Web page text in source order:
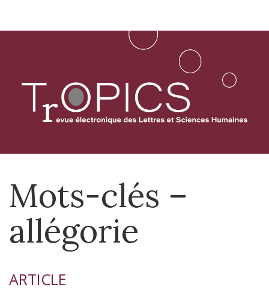
Aller
Mots-clés –
allégorie
ARTICLE